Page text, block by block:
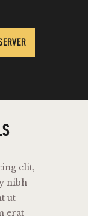
elit,
nibh
ut
erat